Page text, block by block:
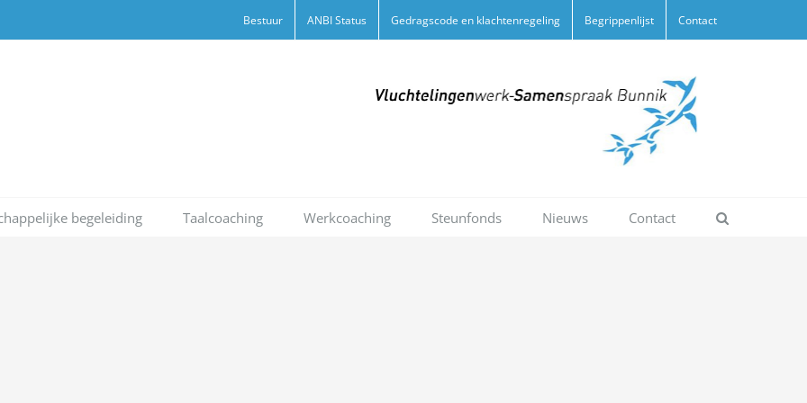
Bestuur ANBI Status Gedragscode en klachtenregeling Begrippenlijst Contact
begeleiding Taalcoaching Werkcoaching Steunfonds Nieuws Contact